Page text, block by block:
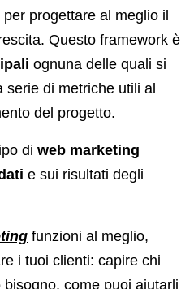
per progettare al meglio il
Questo framework è
ognuna delle quali si
serie di metriche utili al
del progetto.
di web marketing
e sui risultati degli
funzioni al meglio,
i tuoi clienti: capire chi
come puoi aiutarli